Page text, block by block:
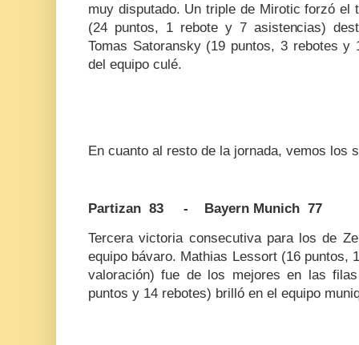
muy disputado. Un triple de Mirotic forzó el
(24 puntos, 1 rebote y 7 asistencias)
Tomas Satoransky (19 puntos, 3 rebotes
del equipo culé.
En cuanto al resto de la jornada, vemos los
Partizan 83 - Bayern Munich 77
Tercera victoria consecutiva para los de
equipo bávaro. Mathias Lessort (16 puntos,
valoración) fue de los mejores en las
puntos y 14 rebotes) brilló en el equipo